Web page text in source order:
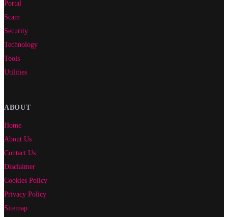
Portal
Scam
Security
Technology
Tools
Utilities
ABOUT
Home
About Us
Contact Us
Disclaimer
Cookies Policy
Privacy Policy
Sitemap